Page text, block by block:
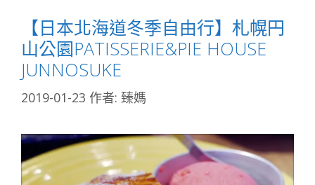
【日本北海道冬季自由行】札幌円
山公園PATISSERIE&PIE HOUSE
JUNNOSUKE
2019-01-23 作者: 臻媽